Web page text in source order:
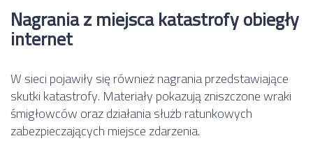
Nagrania z miejsca katastrofy obiegły
internet
W sieci pojawiły się również nagrania przedstawiające
skutki katastrofy. Materiały pokazują zniszczone wraki
śmigłowców oraz działania służb ratunkowych
zabezpieczających miejsce zdarzenia.